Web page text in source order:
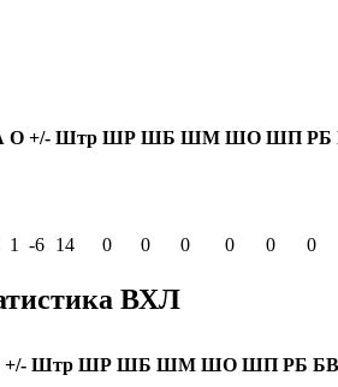
О +/- Штр ШР ШБ ШМ ШО ШП РБ
1 -6 14 0 0 0 0 0 0
ВХЛ
+/- Штр ШР ШБ ШМ ШО ШП РБ БВ